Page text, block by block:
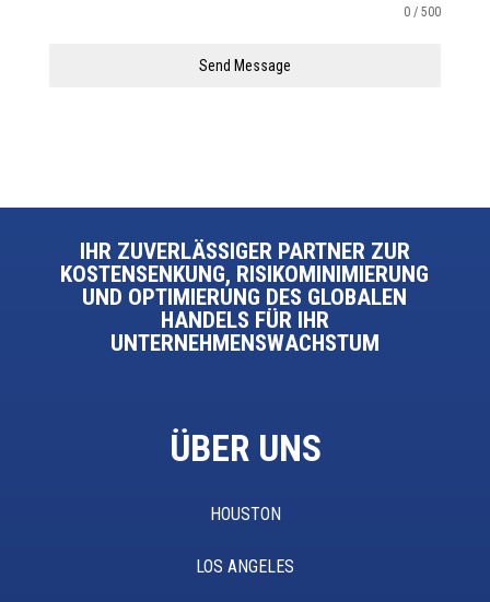
0 / 500
Send Message
IHR ZUVERLÄSSIGER PARTNER ZUR
KOSTENSENKUNG, RISIKOMINIMIERUNG
UND OPTIMIERUNG DES GLOBALEN
HANDELS FÜR IHR
UNTERNEHMENSWACHSTUM
ÜBER UNS
HOUSTON
LOS ANGELES